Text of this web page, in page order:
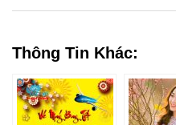
Thông Tin Khác: